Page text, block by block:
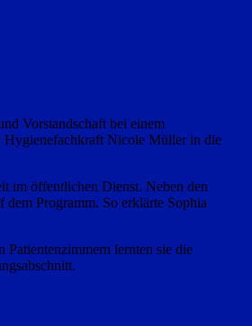
Vorstandschaft bei einem
Hygienefachkraft Nicole Müller in die
im öffentlichen Dienst. Neben den
dem Programm. So erklärte Sophia
lernten sie die